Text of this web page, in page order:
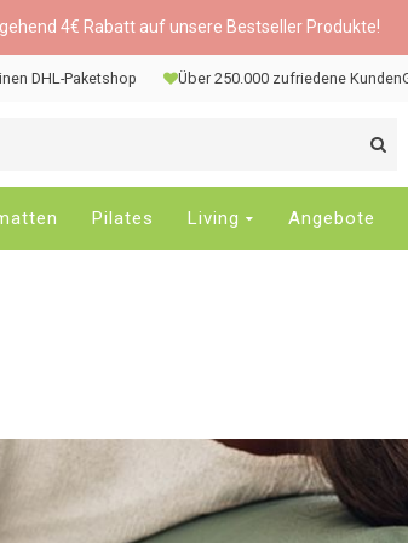
4€ Rabatt auf unsere Bestseller Produkte!
DHL-Paketshop Über 250.000 zufriedene Kunden
Pilates Living Angebote